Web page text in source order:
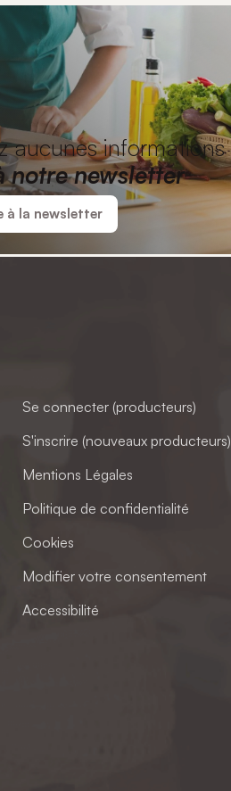
aucunes informations
notre newsletter
à la newsletter
Se connecter (producteurs)
S'inscrire (nouveaux producteurs)
Mentions Légales
Politique de confidentialité
Cookies
Modifier votre consentement
Accessibilité